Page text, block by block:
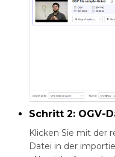
Schritt 2: OGV-
Klicken Sie mit der
Datei in der